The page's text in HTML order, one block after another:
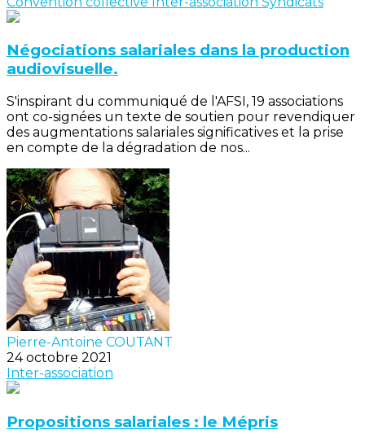
Négociations salariales dans la production
audiovisuelle.
S'inspirant du communiqué de l'AFSI, 19 associations
ont co-signées un texte de soutien pour revendiquer
des augmentations salariales significatives et la prise
en compte de la dégradation de nos...
Pierre-Antoine COUTANT
24 octobre 2021
Inter-association
Propositions salariales : le Mépris